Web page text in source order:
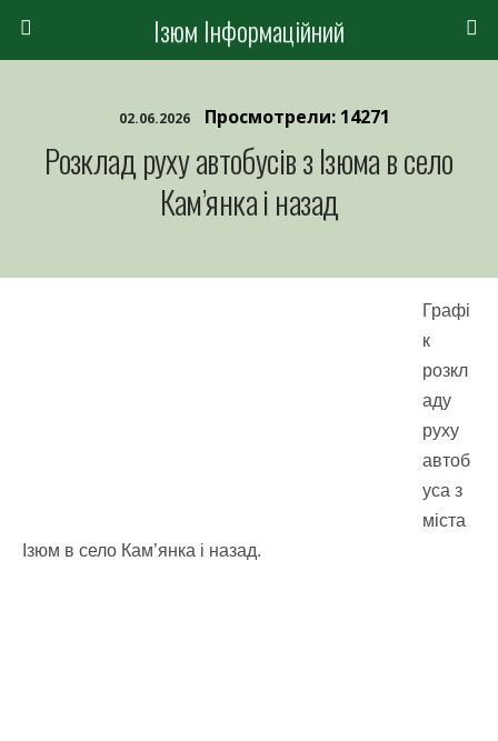
Ізюм Інформаційний
02.06.2026 Просмотрели: 14271
Розклад руху автобусів з Ізюма в село
Кам’янка і назад
Графі
к
розкл
аду
руху
автоб
уса з
міста
Ізюм в село Кам’янка і назад.